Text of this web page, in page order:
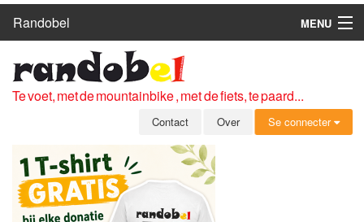
Randobel
MENU
ROUTES
CLUBS
OVER
LEDEN
ZICH AANMELDEN
Te voet, met de mountainbike , met de fiets, te paard...
Contact Over Se connecter